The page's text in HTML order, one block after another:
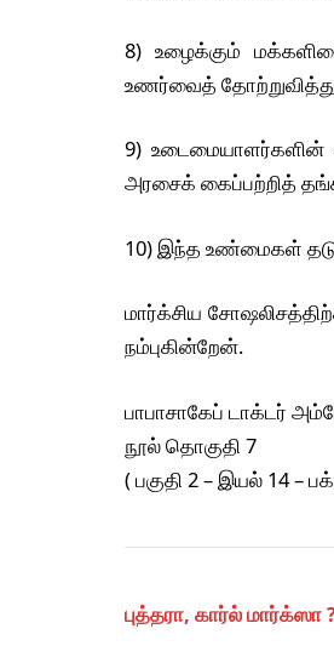
8) உழைக்கும்
உணர்வைத்
9)
அரசைக் கைப்பற்றித்
10) இந்த உண்மைகள்
மார்க்சிய
நம்புகின்றேன்.
பாபாசாகேப் டாக்டர்
நூல் தொகுதி 7
( பகுதி 2 – இயல் 14 –
புத்தரா, கார்ல் மார்க்ஸா